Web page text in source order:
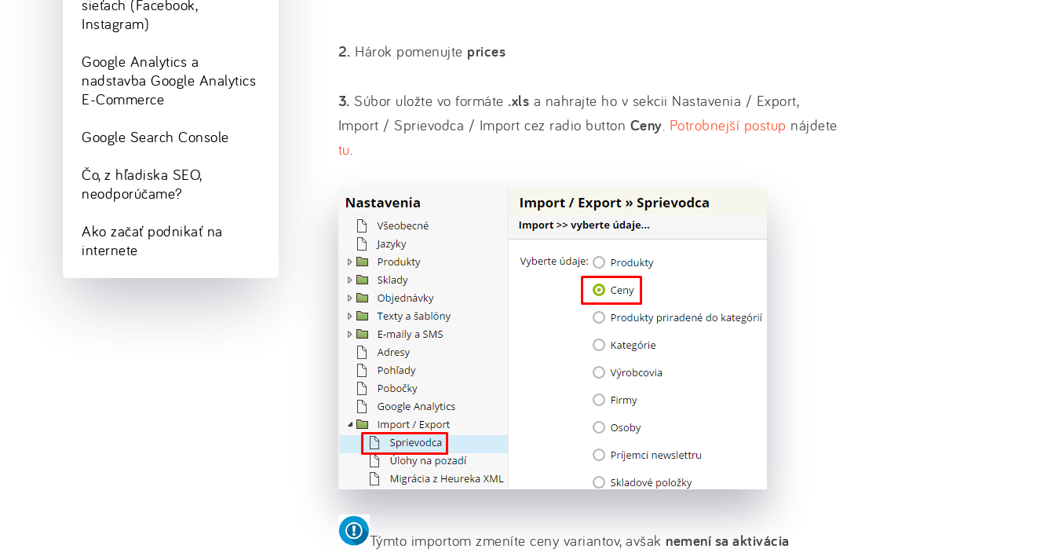
2. Hárok pomenujte prices
3. Súbor uložte vo formáte .xls a nahrajte ho v sekcii Nastavenia / Export,
Import / Sprievodca / Import cez radio button Ceny. Potrobnejší postup nájdete
tu.
Týmto importom zmeníte ceny variantov, avšak nemení sa aktivácia
sieťach (Facebook,
Instagram)
Google Analytics a
nadstavba Google Analytics
E-Commerce
Google Search Console
Čo, z hľadiska SEO,
neodporúčame?
Ako začať podnikať na
internete